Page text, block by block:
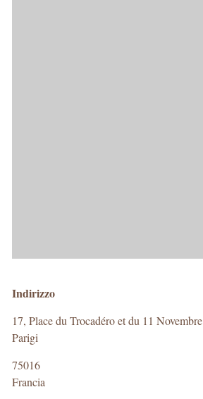
Indirizzo
17, Place du Trocadéro et du 11 Novembre
Parigi
75016
Francia